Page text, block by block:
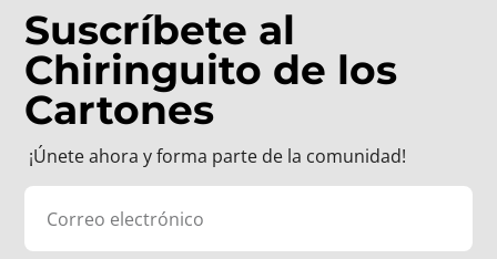
Suscríbete al
Chiringuito de los
Cartones
¡Únete ahora y forma parte de la comunidad!